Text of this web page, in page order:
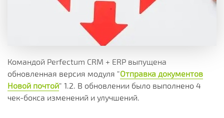
Командой Perfectum CRM + ERP выпущена
обновленная версия модуля "Отправка документов
Новой почтой" 1.2. В обновлении было выполнено 4
чек-бокса изменений и улучшений.